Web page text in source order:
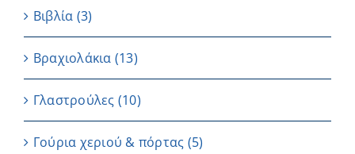
Βιβλία (3)
Βραχιολάκια (13)
Γλαστρούλες (10)
Γούρια χεριού & πόρτας (5)